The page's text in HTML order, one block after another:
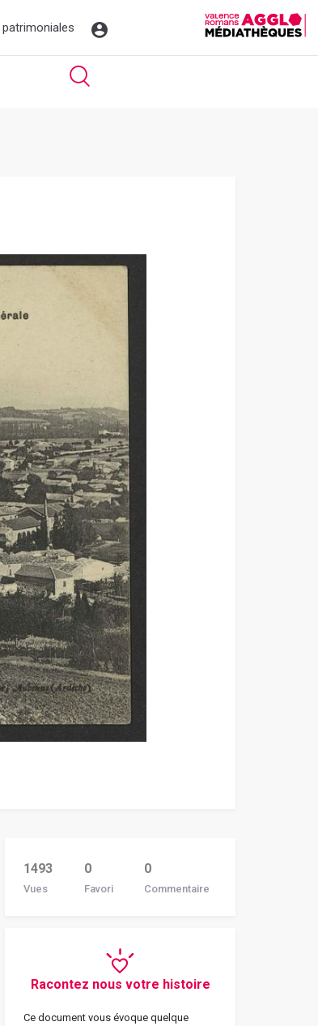
1493
Vues
0
Favori
0
Commentaire
Racontez nous votre histoire
Ce document vous évoque quelque